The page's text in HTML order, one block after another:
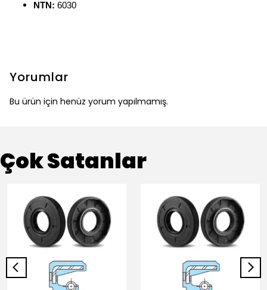
NTN: 6030
Yorumlar
Bu ürün için henüz yorum yapılmamış.
Çok Satanlar